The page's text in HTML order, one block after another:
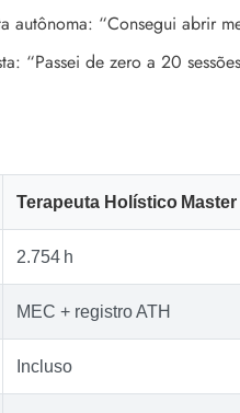
autônoma: “Consegui abrir
“Passei de zero a 20
Terapeuta Holístico Master
2.754 h
MEC + registro ATH
Incluso